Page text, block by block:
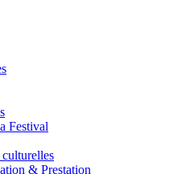
Festival
& Prestation